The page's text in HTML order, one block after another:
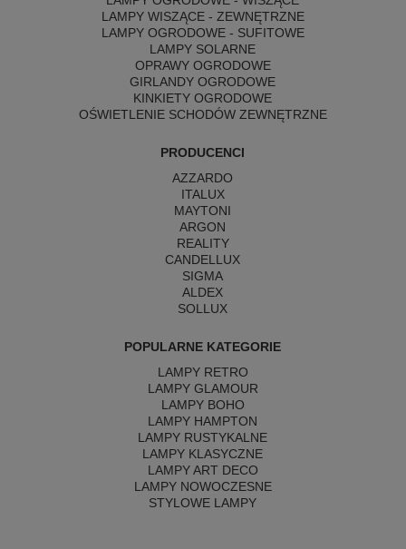
LAMPY WISZĄCE - ZEWNĘTRZNE
LAMPY OGRODOWE - SUFITOWE
LAMPY SOLARNE
OPRAWY OGRODOWE
GIRLANDY OGRODOWE
KINKIETY OGRODOWE
OŚWIETLENIE SCHODÓW ZEWNĘTRZNE
PRODUCENCI
AZZARDO
ITALUX
MAYTONI
ARGON
REALITY
CANDELLUX
SIGMA
ALDEX
SOLLUX
POPULARNE KATEGORIE
LAMPY RETRO
LAMPY GLAMOUR
LAMPY BOHO
LAMPY HAMPTON
LAMPY RUSTYKALNE
LAMPY KLASYCZNE
LAMPY ART DECO
LAMPY NOWOCZESNE
STYLOWE LAMPY